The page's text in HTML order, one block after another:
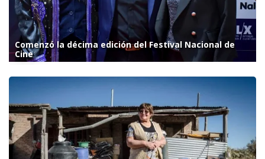
Comenzó la décima edición del Festival Nacional de
Cine